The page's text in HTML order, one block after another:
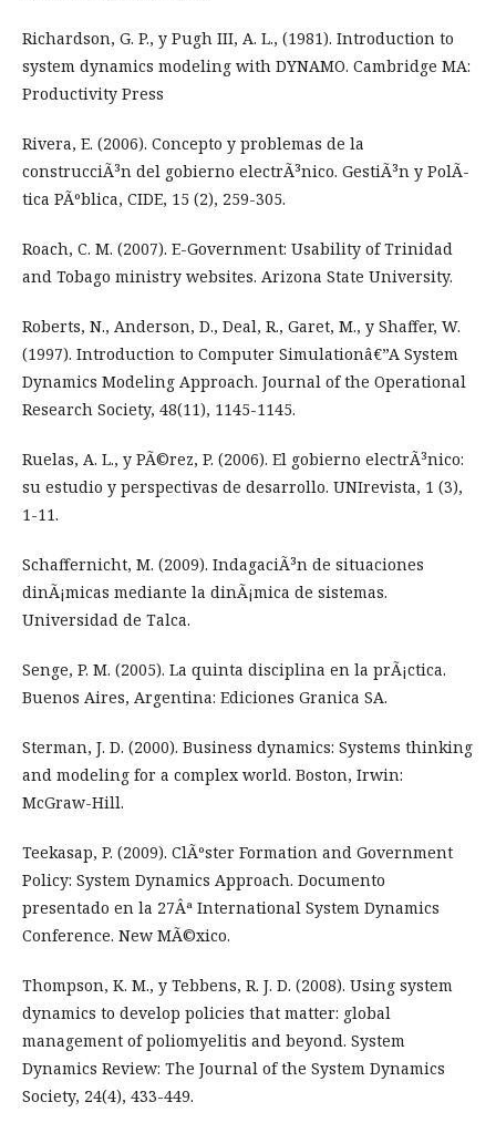
Richardson, G. P., y Pugh III, A. L., (1981). Introduction to
system dynamics modeling with DYNAMO. Cambridge MA:
Productivity Press
Rivera, E. (2006). Concepto y problemas de la
construcciÃ³n del gobierno electrÃ³nico. GestiÃ³n y PolÃ­
tica PÃºblica, CIDE, 15 (2), 259-305.
Roach, C. M. (2007). E-Government: Usability of Trinidad
and Tobago ministry websites. Arizona State University.
Roberts, N., Anderson, D., Deal, R., Garet, M., y Shaffer, W.
(1997). Introduction to Computer Simulationâ€”A System
Dynamics Modeling Approach. Journal of the Operational
Research Society, 48(11), 1145-1145.
Ruelas, A. L., y PÃ©rez, P. (2006). El gobierno electrÃ³nico:
su estudio y perspectivas de desarrollo. UNIrevista, 1 (3),
1-11.
Schaffernicht, M. (2009). IndagaciÃ³n de situaciones
dinÃ¡micas mediante la dinÃ¡mica de sistemas.
Universidad de Talca.
Senge, P. M. (2005). La quinta disciplina en la prÃ¡ctica.
Buenos Aires, Argentina: Ediciones Granica SA.
Sterman, J. D. (2000). Business dynamics: Systems thinking
and modeling for a complex world. Boston, Irwin:
McGraw-Hill.
Teekasap, P. (2009). ClÃºster Formation and Government
Policy: System Dynamics Approach. Documento
presentado en la 27Âª International System Dynamics
Conference. New MÃ©xico.
Thompson, K. M., y Tebbens, R. J. D. (2008). Using system
dynamics to develop policies that matter: global
management of poliomyelitis and beyond. System
Dynamics Review: The Journal of the System Dynamics
Society, 24(4), 433-449.